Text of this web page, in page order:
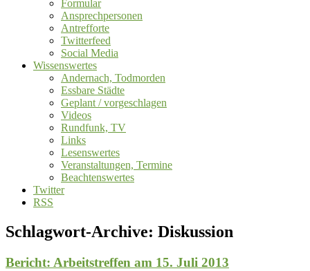
Formular
Ansprechpersonen
Antrefforte
Twitterfeed
Social Media
Wissenswertes
Andernach, Todmorden
Essbare Städte
Geplant / vorgeschlagen
Videos
Rundfunk, TV
Links
Lesenswertes
Veranstaltungen, Termine
Beachtenswertes
Twitter
RSS
Schlagwort-Archive: Diskussion
Bericht: Arbeitstreffen am 15. Juli 2013